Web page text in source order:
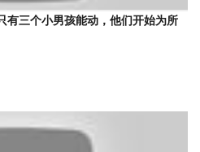
有三个小男孩能动，他们开始为所